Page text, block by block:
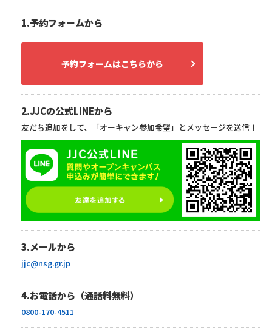
1.予約フォームから
予約フォームはこちらから
2.JJCの公式LINEから
友だち追加をして、「オーキャン参加希望」とメッセージを送信！
3.メールから
jjc@nsg.gr.jp
4.お電話から（通話料無料）
0800-170-4511